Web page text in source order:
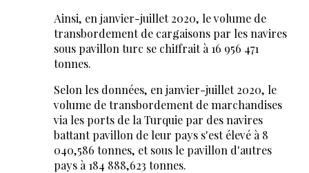
Ainsi, en janvier-juillet 2020, le volume de
transbordement de cargaisons par les navires
sous pavillon turc se chiffrait à 16 956 471
tonnes.
Selon les données, en janvier-juillet 2020, le
volume de transbordement de marchandises
via les ports de la Turquie par des navires
battant pavillon de leur pays s'est élevé à 8
040,586 tonnes, et sous le pavillon d'autres
pays à 184 888,623 tonnes.